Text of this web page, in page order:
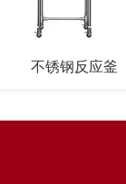
不锈钢反应釜